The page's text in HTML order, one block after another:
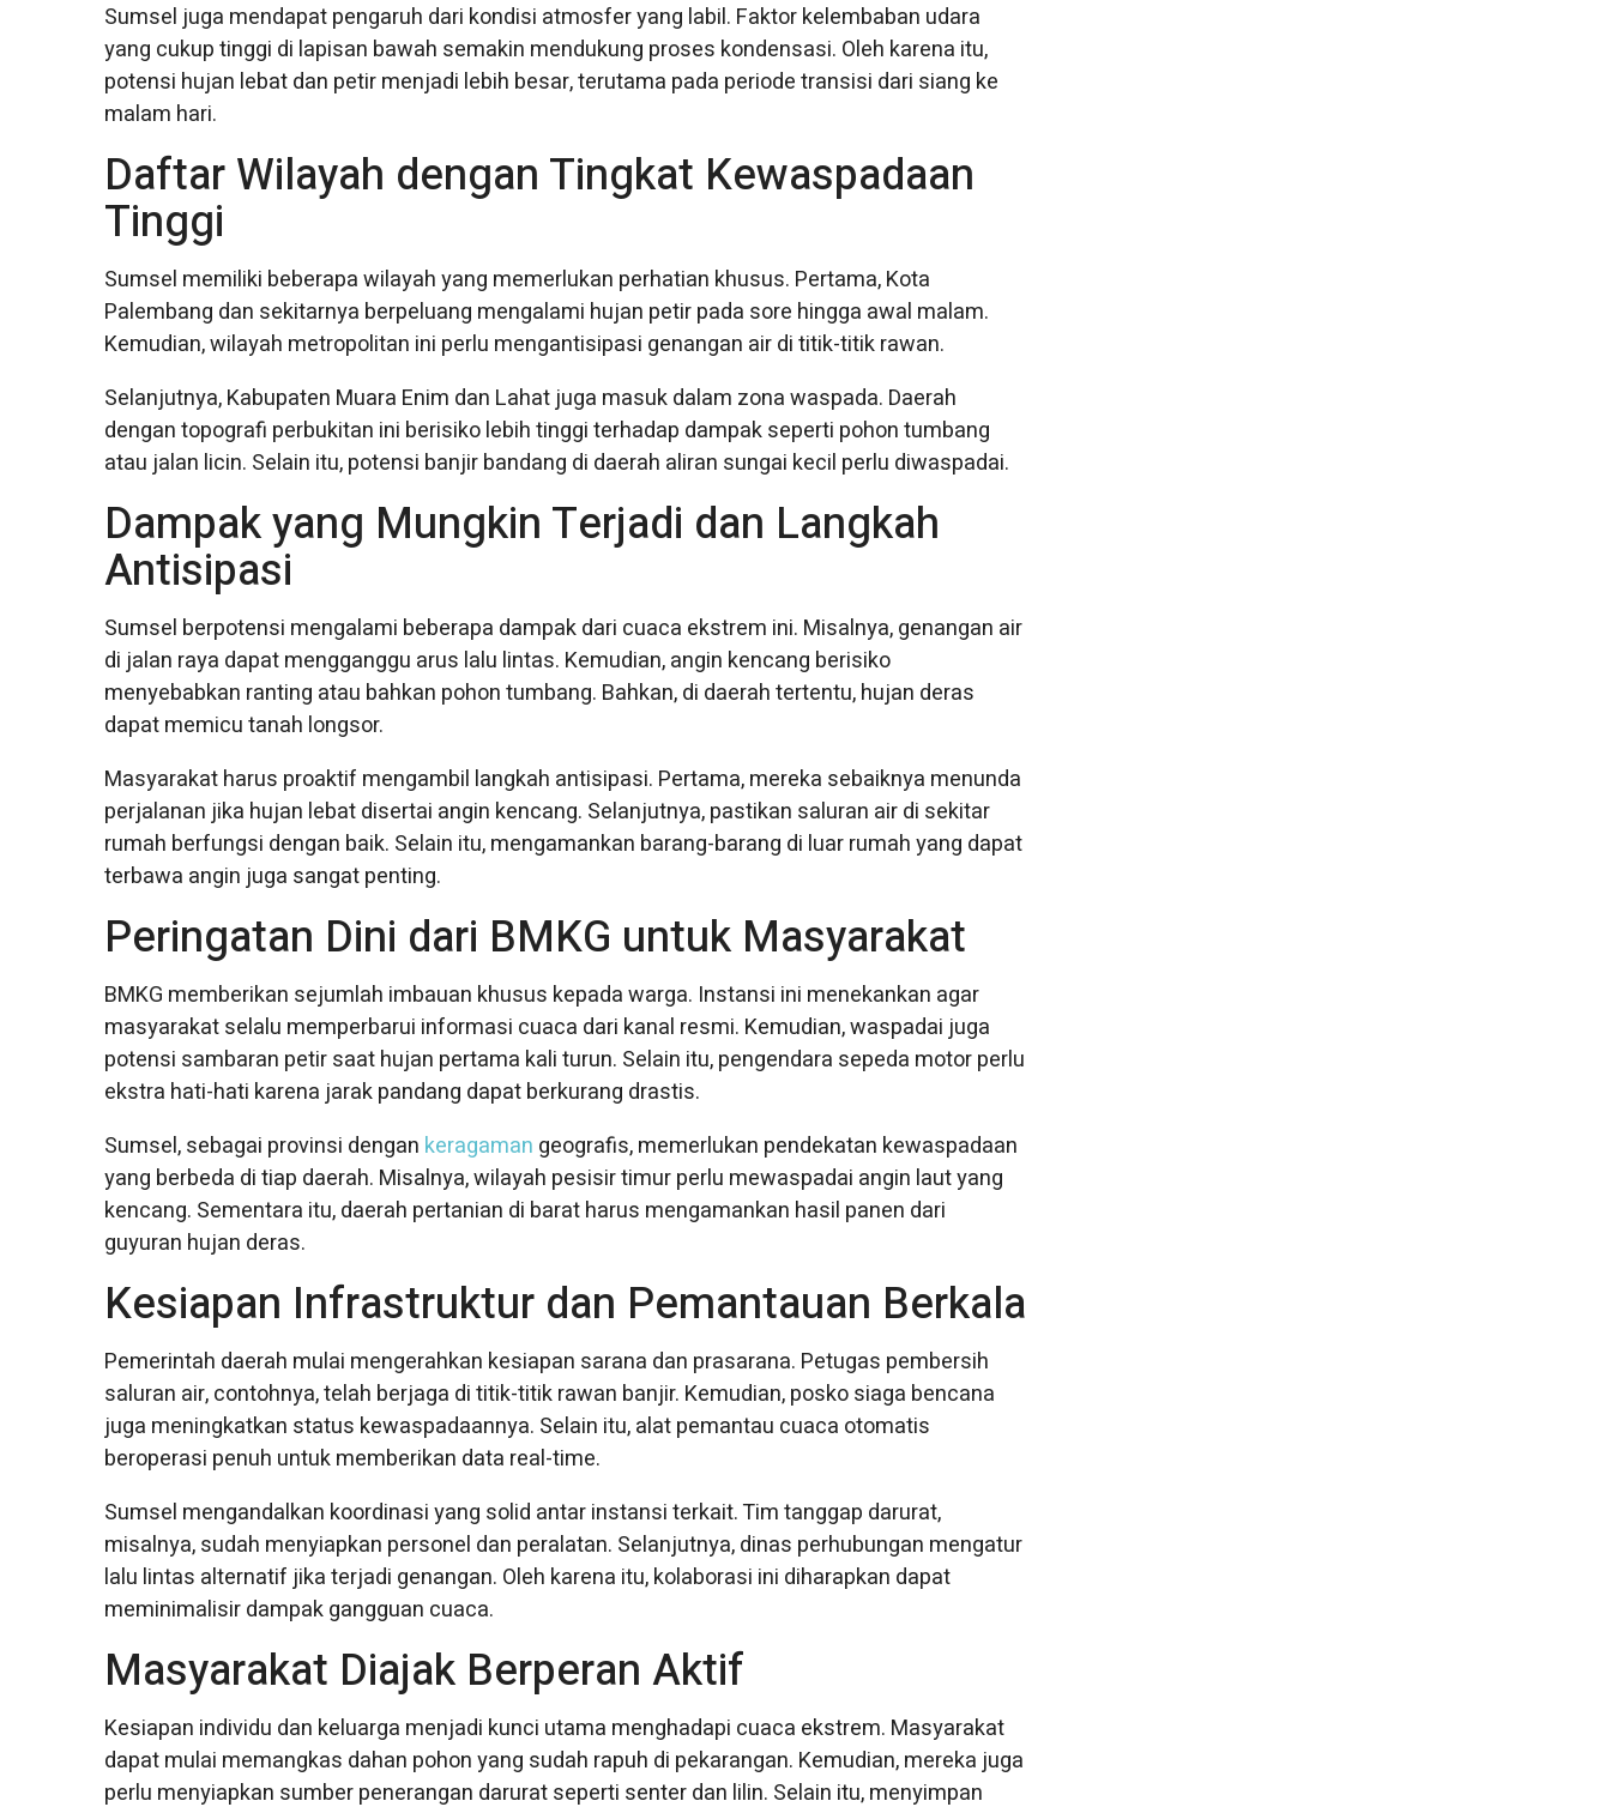
Sumsel juga mendapat pengaruh dari kondisi atmosfer yang labil. Faktor kelembaban udara
yang cukup tinggi di lapisan bawah semakin mendukung proses kondensasi. Oleh karena itu,
potensi hujan lebat dan petir menjadi lebih besar, terutama pada periode transisi dari siang ke
malam hari.
Daftar Wilayah dengan Tingkat Kewaspadaan
Tinggi
Sumsel memiliki beberapa wilayah yang memerlukan perhatian khusus. Pertama, Kota
Palembang dan sekitarnya berpeluang mengalami hujan petir pada sore hingga awal malam.
Kemudian, wilayah metropolitan ini perlu mengantisipasi genangan air di titik-titik rawan.
Selanjutnya, Kabupaten Muara Enim dan Lahat juga masuk dalam zona waspada. Daerah
dengan topografi perbukitan ini berisiko lebih tinggi terhadap dampak seperti pohon tumbang
atau jalan licin. Selain itu, potensi banjir bandang di daerah aliran sungai kecil perlu diwaspadai.
Dampak yang Mungkin Terjadi dan Langkah
Antisipasi
Sumsel berpotensi mengalami beberapa dampak dari cuaca ekstrem ini. Misalnya, genangan air
di jalan raya dapat mengganggu arus lalu lintas. Kemudian, angin kencang berisiko
menyebabkan ranting atau bahkan pohon tumbang. Bahkan, di daerah tertentu, hujan deras
dapat memicu tanah longsor.
Masyarakat harus proaktif mengambil langkah antisipasi. Pertama, mereka sebaiknya menunda
perjalanan jika hujan lebat disertai angin kencang. Selanjutnya, pastikan saluran air di sekitar
rumah berfungsi dengan baik. Selain itu, mengamankan barang-barang di luar rumah yang dapat
terbawa angin juga sangat penting.
Peringatan Dini dari BMKG untuk Masyarakat
BMKG memberikan sejumlah imbauan khusus kepada warga. Instansi ini menekankan agar
masyarakat selalu memperbarui informasi cuaca dari kanal resmi. Kemudian, waspadai juga
potensi sambaran petir saat hujan pertama kali turun. Selain itu, pengendara sepeda motor perlu
ekstra hati-hati karena jarak pandang dapat berkurang drastis.
Sumsel, sebagai provinsi dengan keragaman geografis, memerlukan pendekatan kewaspadaan
yang berbeda di tiap daerah. Misalnya, wilayah pesisir timur perlu mewaspadai angin laut yang
kencang. Sementara itu, daerah pertanian di barat harus mengamankan hasil panen dari
guyuran hujan deras.
Kesiapan Infrastruktur dan Pemantauan Berkala
Pemerintah daerah mulai mengerahkan kesiapan sarana dan prasarana. Petugas pembersih
saluran air, contohnya, telah berjaga di titik-titik rawan banjir. Kemudian, posko siaga bencana
juga meningkatkan status kewaspadaannya. Selain itu, alat pemantau cuaca otomatis
beroperasi penuh untuk memberikan data real-time.
Sumsel mengandalkan koordinasi yang solid antar instansi terkait. Tim tanggap darurat,
misalnya, sudah menyiapkan personel dan peralatan. Selanjutnya, dinas perhubungan mengatur
lalu lintas alternatif jika terjadi genangan. Oleh karena itu, kolaborasi ini diharapkan dapat
meminimalisir dampak gangguan cuaca.
Masyarakat Diajak Berperan Aktif
Kesiapan individu dan keluarga menjadi kunci utama menghadapi cuaca ekstrem. Masyarakat
dapat mulai memangkas dahan pohon yang sudah rapuh di pekarangan. Kemudian, mereka juga
perlu menyiapkan sumber penerangan darurat seperti senter dan lilin. Selain itu, menyimpan